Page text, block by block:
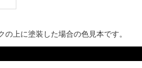
の上に塗装した場合の色見本です。